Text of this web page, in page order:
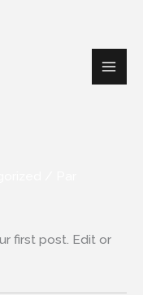
first post. Edit or